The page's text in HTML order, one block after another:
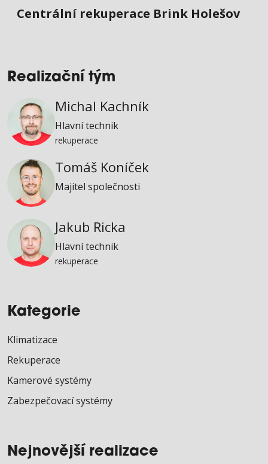
Centrální rekuperace Brink Holešov
Realizační tým
Michal Kachník
Hlavní technik
rekuperace
Tomáš Koníček
Majitel společnosti
Jakub Ricka
Hlavní technik
rekuperace
Kategorie
Klimatizace
Rekuperace
Kamerové systémy
Zabezpečovací systémy
Nejnovější realizace